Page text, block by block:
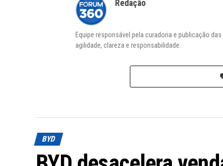
Redação
Equipe responsável pela curadoria e publicação
agilidade, clareza e responsabilidade.
BYD